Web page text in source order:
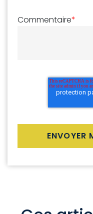
Commentaire*